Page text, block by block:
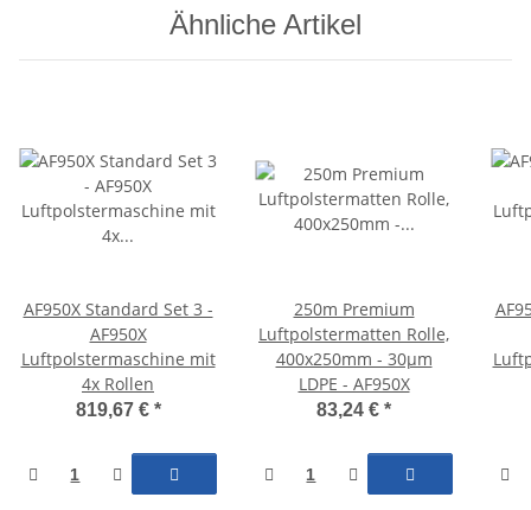
Ähnliche Artikel
AF950X Standard Set 3 -
AF950X
Luftpolstermaschine mit
4x Rollen
819,67 € *
250m Premium
Luftpolstermatten Rolle,
400x250mm - 30µm
LDPE - AF950X
83,24 € *